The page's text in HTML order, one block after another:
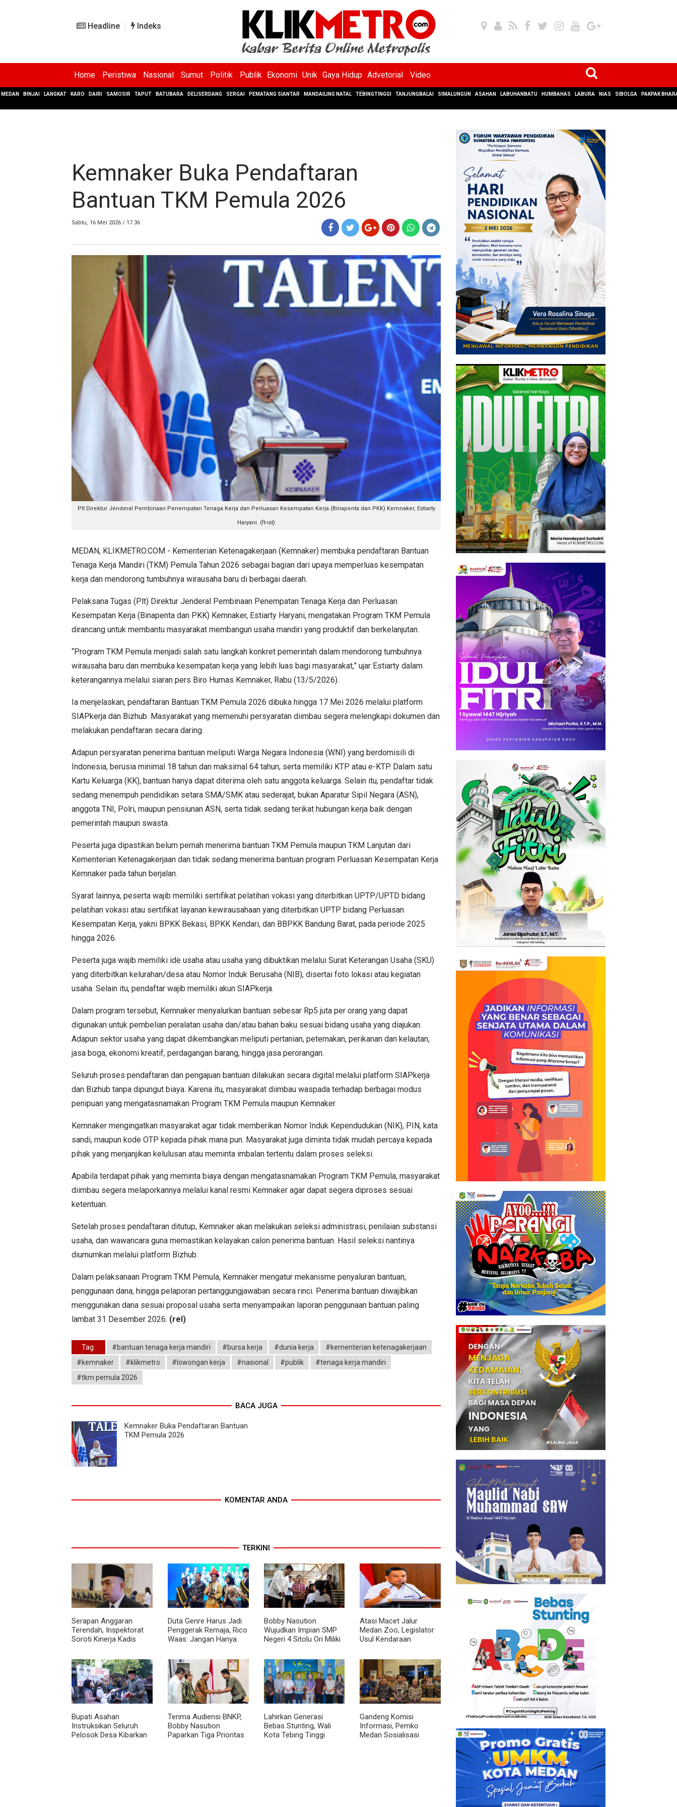
Headline Indeks
Home Peristiwa Nasional Sumut Politik Publik Ekonomi Unik Gaya Hidup Advetorial Video
MEDAN BINJAI LANGKAT KARO DAIRI SAMOSIR TAPUT BATUBARA DELISERDANG SERGAI PEMATANG SIANTAR MANDAILING NATAL TEBINGTINGGI TANJUNGBALAI SIMALUNGUN ASAHAN LABUHANBATU HUMBAHAS LABURA NIAS SIBOLGA PAKPAK
Kemnaker Buka Pendaftaran
Bantuan TKM Pemula 2026
Sabtu, 16 Mei 2026 / 17.36
Plt Direktur Jenderal Pembinaan Penempatan Tenaga Kerja dan Perluasan Kesempatan Kerja (Binapenta dan PKK) Kemnaker, Estiarty
Haryani. (ft-ist)
MEDAN, KLIKMETRO.COM - Kementerian Ketenagakerjaan (Kemnaker) membuka pendaftaran Bantuan
Tenaga Kerja Mandiri (TKM) Pemula Tahun 2026 sebagai bagian dari upaya memperluas kesempatan
kerja dan mendorong tumbuhnya wirausaha baru di berbagai daerah.
Pelaksana Tugas (Plt) Direktur Jenderal Pembinaan Penempatan Tenaga Kerja dan Perluasan
Kesempatan Kerja (Binapenta dan PKK) Kemnaker, Estiarty Haryani, mengatakan Program TKM Pemula
dirancang untuk membantu masyarakat membangun usaha mandiri yang produktif dan berkelanjutan.
“Program TKM Pemula menjadi salah satu langkah konkret pemerintah dalam mendorong tumbuhnya
wirausaha baru dan membuka kesempatan kerja yang lebih luas bagi masyarakat,” ujar Estiarty dalam
keterangannya melalui siaran pers Biro Humas Kemnaker, Rabu (13/5/2026).
Ia menjelaskan, pendaftaran Bantuan TKM Pemula 2026 dibuka hingga 17 Mei 2026 melalui platform
SIAPkerja dan Bizhub. Masyarakat yang memenuhi persyaratan diimbau segera melengkapi dokumen dan
melakukan pendaftaran secara daring.
Adapun persyaratan penerima bantuan meliputi Warga Negara Indonesia (WNI) yang berdomisili di
Indonesia, berusia minimal 18 tahun dan maksimal 64 tahun, serta memiliki KTP atau e-KTP. Dalam satu
Kartu Keluarga (KK), bantuan hanya dapat diterima oleh satu anggota keluarga. Selain itu, pendaftar tidak
sedang menempuh pendidikan setara SMA/SMK atau sederajat, bukan Aparatur Sipil Negara (ASN),
anggota TNI, Polri, maupun pensiunan ASN, serta tidak sedang terikat hubungan kerja baik dengan
pemerintah maupun swasta.
Peserta juga dipastikan belum pernah menerima bantuan TKM Pemula maupun TKM Lanjutan dari
Kementerian Ketenagakerjaan dan tidak sedang menerima bantuan program Perluasan Kesempatan Kerja
Kemnaker pada tahun berjalan.
Syarat lainnya, peserta wajib memiliki sertifikat pelatihan vokasi yang diterbitkan UPTP/UPTD bidang
pelatihan vokasi atau sertifikat layanan kewirausahaan yang diterbitkan UPTP bidang Perluasan
Kesempatan Kerja, yakni BPKK Bekasi, BPKK Kendari, dan BBPKK Bandung Barat, pada periode 2025
hingga 2026.
Peserta juga wajib memiliki ide usaha atau usaha yang dibuktikan melalui Surat Keterangan Usaha (SKU)
yang diterbitkan kelurahan/desa atau Nomor Induk Berusaha (NIB), disertai foto lokasi atau kegiatan
usaha. Selain itu, pendaftar wajib memiliki akun SIAPkerja.
Dalam program tersebut, Kemnaker menyalurkan bantuan sebesar Rp5 juta per orang yang dapat
digunakan untuk pembelian peralatan usaha dan/atau bahan baku sesuai bidang usaha yang diajukan.
Adapun sektor usaha yang dapat dikembangkan meliputi pertanian, peternakan, perikanan dan kelautan,
jasa boga, ekonomi kreatif, perdagangan barang, hingga jasa perorangan.
Seluruh proses pendaftaran dan pengajuan bantuan dilakukan secara digital melalui platform SIAPkerja
dan Bizhub tanpa dipungut biaya. Karena itu, masyarakat diimbau waspada terhadap berbagai modus
penipuan yang mengatasnamakan Program TKM Pemula maupun Kemnaker.
Kemnaker mengingatkan masyarakat agar tidak memberikan Nomor Induk Kependudukan (NIK), PIN, kata
sandi, maupun kode OTP kepada pihak mana pun. Masyarakat juga diminta tidak mudah percaya kepada
pihak yang menjanjikan kelulusan atau meminta imbalan tertentu dalam proses seleksi.
Apabila terdapat pihak yang meminta biaya dengan mengatasnamakan Program TKM Pemula, masyarakat
diimbau segera melaporkannya melalui kanal resmi Kemnaker agar dapat segera diproses sesuai
ketentuan.
Setelah proses pendaftaran ditutup, Kemnaker akan melakukan seleksi administrasi, penilaian substansi
usaha, dan wawancara guna memastikan kelayakan calon penerima bantuan. Hasil seleksi nantinya
diumumkan melalui platform Bizhub.
Dalam pelaksanaan Program TKM Pemula, Kemnaker mengatur mekanisme penyaluran bantuan,
penggunaan dana, hingga pelaporan pertanggungjawaban secara rinci. Penerima bantuan diwajibkan
menggunakan dana sesuai proposal usaha serta menyampaikan laporan penggunaan bantuan paling
lambat 31 Desember 2026. (rel)
Tag: #bantuan tenaga kerja mandiri #bursa kerja #dunia kerja
#kementerian ketenagakerjaan
#kemnaker
#klikmetro #lowongan kerja #nasional #publik
#tenaga kerja mandiri
#tkm pemula 2026
BACA JUGA
Kemnaker Buka Pendaftaran Bantuan
TKM Pemula 2026
KOMENTAR ANDA
TERKINI
Serapan Anggaran
Terendah, Inspektorat
Soroti Kinerja Kadis
Duta Genre Harus Jadi
Penggerak Remaja, Rico
Waas: Jangan Hanya
Bobby Nasution
Wujudkan Impian SMP
Negeri 4 Sitolu Ori Miliki
Atasi Macet Jalur
Medan Zoo, Legislator
Usul Kendaraan
Jalur Royal Sumatera
Bupati Asahan
Instruksikan Seluruh
Pelosok Desa Kibarkan
Terima Audiensi BNKP,
Bobby Nasution
Paparkan Tiga Prioritas
Lahirkan Generasi
Bebas Stunting, Wali
Kota Tebing Tinggi
Gandeng Komisi
Informasi, Pemko
Medan Sosialisasi